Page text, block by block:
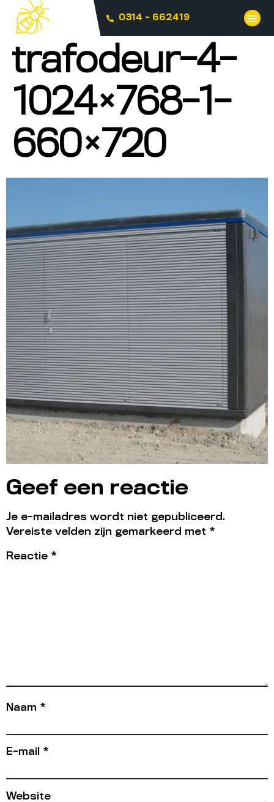
0314 - 662419
trafodeur-4-
1024×768-1-
660×720
Geef een reactie
Je e-mailadres wordt niet gepubliceerd.
Vereiste velden zijn gemarkeerd met *
Reactie *
Naam *
E-mail *
Website